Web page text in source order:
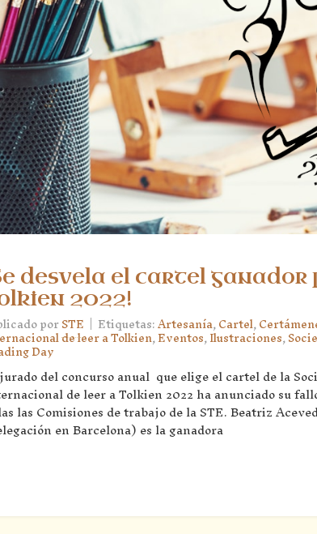
desvela el cartel
2022!
porSTE | Etiquetas:Artesanía,Cartel,
de leer a Tolkien,Eventos,Ilustraciones,
Day
del concurso anual que elige el cartel de la
de leer a Tolkien 2022 ha anunciado su
las Comisiones de trabajo de la STE. Beatriz
en Barcelona) es la ganadora